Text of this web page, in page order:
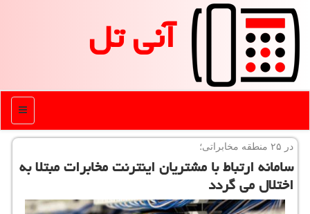
آنی تل
منو
در ۲۵ منطقه مخابراتی؛
سامانه ارتباط با مشتریان اینترنت مخابرات مبتلا به
اختلال می گردد